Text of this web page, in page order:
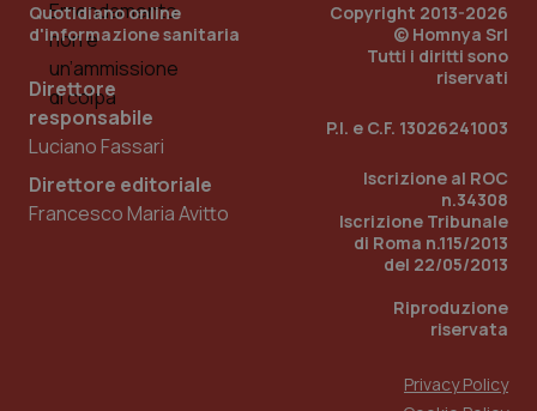
Quotidiano online
d'informazione sanitaria
Direttore
responsabile
Luciano Fassari
Direttore editoriale
Francesco Maria Avitto
Copyright 2013-2026
© Homnya Srl
Tutti i diritti sono
riservati
P.I. e C.F. 13026241003
Iscrizione al ROC
n.34308
Iscrizione Tribunale
di Roma n.115/2013
del 22/05/2013
Riproduzione
riservata
Privacy Policy
.quotidianosanita.it
1
Scadenza